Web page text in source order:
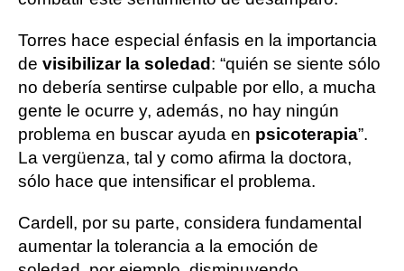
Torres hace especial énfasis en la importancia
de visibilizar la soledad: “quién se siente sólo
no debería sentirse culpable por ello, a mucha
gente le ocurre y, además, no hay ningún
problema en buscar ayuda en psicoterapia”.
La vergüenza, tal y como afirma la doctora,
sólo hace que intensificar el problema.
Cardell, por su parte, considera fundamental
aumentar la tolerancia a la emoción de